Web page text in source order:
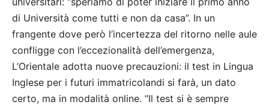
di Università come tutti e non da casa”. In un
frangente dove però l’incertezza del ritorno nelle aule
confligge con l’eccezionalità dell’emergenza,
L’Orientale adotta nuove precauzioni: il test in Lingua
Inglese per i futuri immatricolandi si farà, un dato
certo, ma in modalità online. “Il test si è sempre